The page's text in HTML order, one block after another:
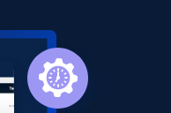
- Collect
Initial
count, and